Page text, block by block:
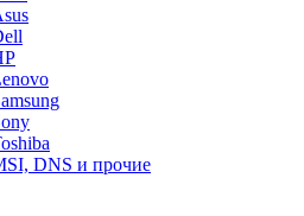
DNS и прочие